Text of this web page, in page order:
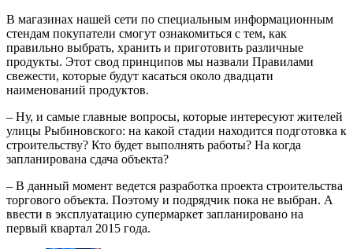
В магазинах нашей сети по специальным информационным
стендам покупатели смогут ознакомиться с тем, как
правильно выбрать, хранить и приготовить различные
продукты. Этот свод принципов мы назвали Правилами
свежести, которые будут касаться около двадцати
наименований продуктов.
– Ну, и самые главные вопросы, которые интересуют жителей
улицы Рыбиновского: на какой стадии находится подготовка к
строительству? Кто будет выполнять работы? На когда
запланирована сдача объекта?
– В данный момент ведется разработка проекта строительства
торгового объекта. Поэтому и подрядчик пока не выбран. А
ввести в эксплуатацию супермаркет запланировано на
первый квартал 2015 года.